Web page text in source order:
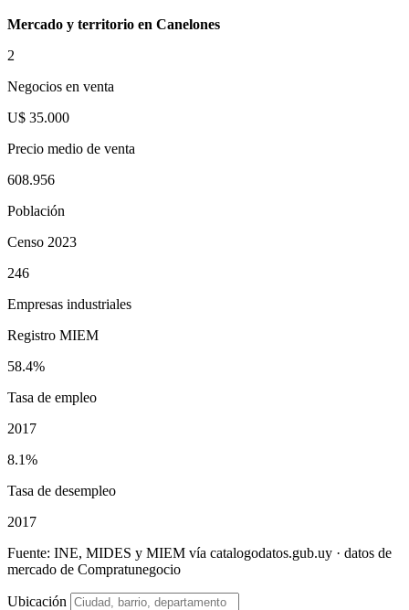
Mercado y territorio en Canelones
2
Negocios en venta
U$ 35.000
Precio medio de venta
608.956
Población
Censo 2023
246
Empresas industriales
Registro MIEM
58.4%
Tasa de empleo
2017
8.1%
Tasa de desempleo
2017
Fuente: INE, MIDES y MIEM vía catalogodatos.gub.uy · datos de
mercado de Compratunegocio
Ubicación